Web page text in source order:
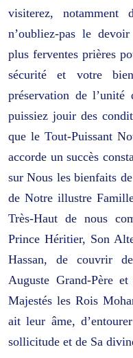
visiterez, notamment
n’oubliez-pas le
plus ferventes prières
sécurité et votre
préservation de
puissiez jouir des
que le Tout-Puissant
accorde un succès
sur Nous les bienfaits
de Notre illustre
Très-Haut de nous
Prince Héritier, Son
Hassan, de couvrir
Auguste Grand-Père
Majestés les Rois
ait leur âme,
sollicitude et de Sa